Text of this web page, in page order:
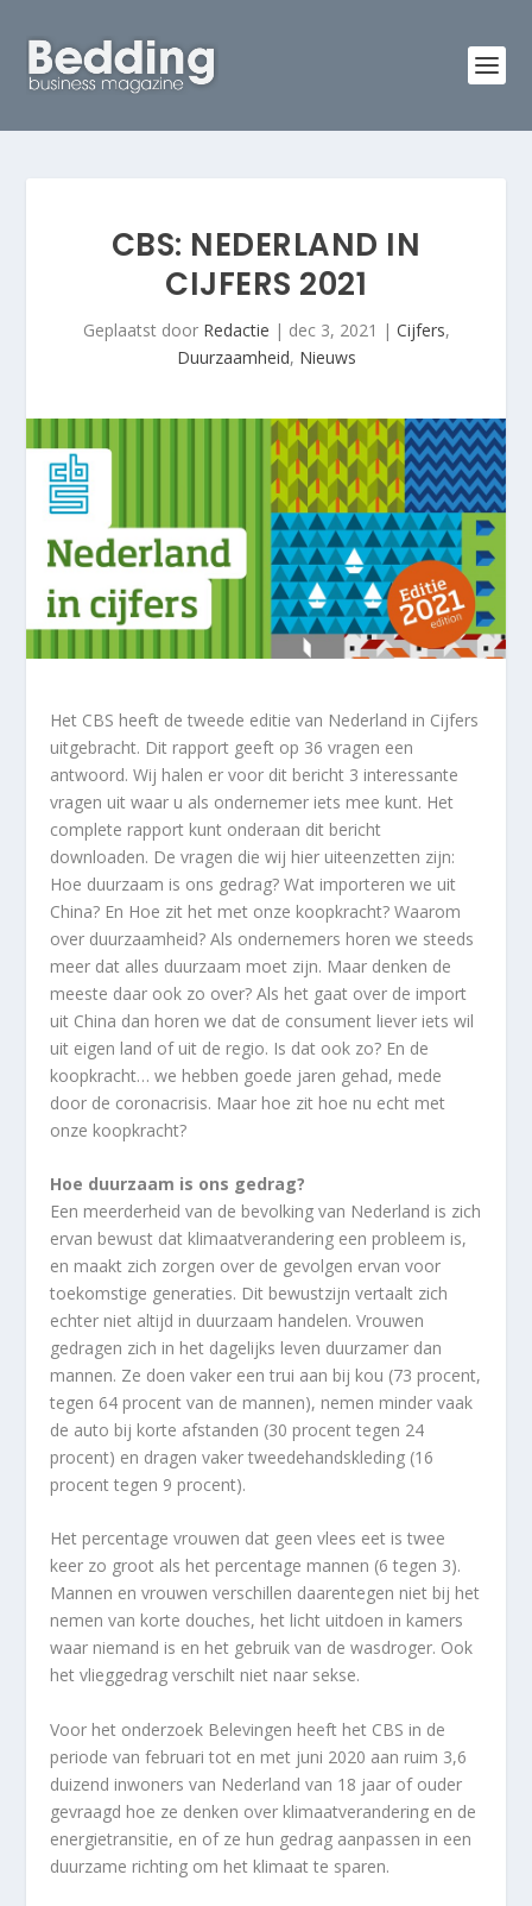
CBS: NEDERLAND IN
CIJFERS 2021
Geplaatst door Redactie | dec 3, 2021 | Cijfers,
Duurzaamheid, Nieuws
Het CBS heeft de tweede editie van Nederland in Cijfers
uitgebracht. Dit rapport geeft op 36 vragen een
antwoord. Wij halen er voor dit bericht 3 interessante
vragen uit waar u als ondernemer iets mee kunt. Het
complete rapport kunt onderaan dit bericht
downloaden. De vragen die wij hier uiteenzetten zijn:
Hoe duurzaam is ons gedrag? Wat importeren we uit
China? En Hoe zit het met onze koopkracht? Waarom
over duurzaamheid? Als ondernemers horen we steeds
meer dat alles duurzaam moet zijn. Maar denken de
meeste daar ook zo over? Als het gaat over de import
uit China dan horen we dat de consument liever iets wil
uit eigen land of uit de regio. Is dat ook zo? En de
koopkracht… we hebben goede jaren gehad, mede
door de coronacrisis. Maar hoe zit hoe nu echt met
onze koopkracht?
Hoe duurzaam is ons gedrag?
Een meerderheid van de bevolking van Nederland is zich
ervan bewust dat klimaatverandering een probleem is,
en maakt zich zorgen over de gevolgen ervan voor
toekomstige generaties. Dit bewustzijn vertaalt zich
echter niet altijd in duurzaam handelen. Vrouwen
gedragen zich in het dagelijks leven duurzamer dan
mannen. Ze doen vaker een trui aan bij kou (73 procent,
tegen 64 procent van de mannen), nemen minder vaak
de auto bij korte afstanden (30 procent tegen 24
procent) en dragen vaker tweedehandskleding (16
procent tegen 9 procent).
Het percentage vrouwen dat geen vlees eet is twee
keer zo groot als het percentage mannen (6 tegen 3).
Mannen en vrouwen verschillen daarentegen niet bij het
nemen van korte douches, het licht uitdoen in kamers
waar niemand is en het gebruik van de wasdroger. Ook
het vlieggedrag verschilt niet naar sekse.
Voor het onderzoek Belevingen heeft het CBS in de
periode van februari tot en met juni 2020 aan ruim 3,6
duizend inwoners van Nederland van 18 jaar of ouder
gevraagd hoe ze denken over klimaatverandering en de
energietransitie, en of ze hun gedrag aanpassen in een
duurzame richting om het klimaat te sparen.